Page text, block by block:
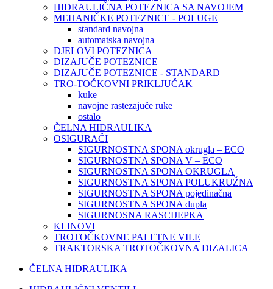
HIDRAULIČNA POTEZNICA SA NAVOJEM
MEHANIČKE POTEZNICE - POLUGE
standard navojna
automatska navojna
DJELOVI POTEZNICA
DIZAJUČE POTEZNICE
DIZAJUČE POTEZNICE - STANDARD
TRO-TOČKOVNI PRIKLJUČAK
kuke
navojne rastezajuče ruke
ostalo
ČELNA HIDRAULIKA
OSIGURAČI
SIGURNOSTNA SPONA okrugla – ECO
SIGURNOSTNA SPONA V – ECO
SIGURNOSTNA SPONA OKRUGLA
SIGURNOSTNA SPONA POLUKRUŽNA
SIGURNOSTNA SPONA pojedinačna
SIGURNOSTNA SPONA dupla
SIGURNOSNA RASCIJEPKA
KLINOVI
TROTOČKOVNE PALETNE VILE
TRAKTORSKA TROTOČKOVNA DIZALICA
ČELNA HIDRAULIKA